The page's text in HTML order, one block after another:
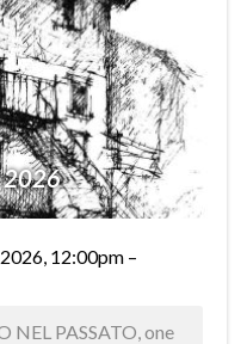
2026
12:00pm –
NEL PASSATO, one